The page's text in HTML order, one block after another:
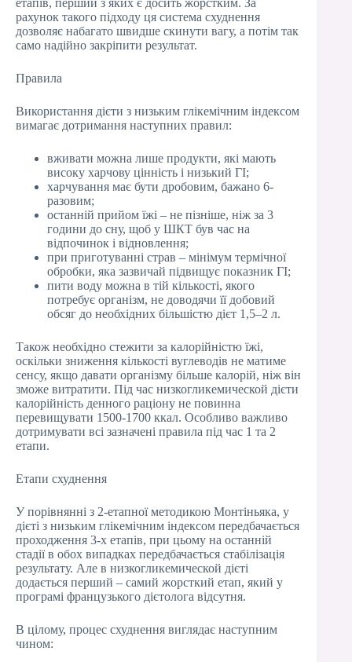
етапів, перший з яких є досить жорстким. За
рахунок такого підходу ця система схуднення
дозволяє набагато швидше скинути вагу, а потім так
само надійно закріпити результат.
Правила
Використання дієти з низьким глікемічним індексом
вимагає дотримання наступних правил:
вживати можна лише продукти, які мають
високу харчову цінність і низький ГІ;
харчування має бути дробовим, бажано 6-
разовим;
останній прийом їжі – не пізніше, ніж за 3
години до сну, щоб у ШКТ був час на
відпочинок і відновлення;
при приготуванні страв – мінімум термічної
обробки, яка зазвичай підвищує показник ГІ;
пити воду можна в тій кількості, якого
потребує організм, не доводячи її добовий
обсяг до необхідних більшістю дієт 1,5–2 л.
Також необхідно стежити за калорійністю їжі,
оскільки зниження кількості вуглеводів не матиме
сенсу, якщо давати організму більше калорій, ніж він
зможе витратити. Під час низкогликемической дієти
калорійність денного раціону не повинна
перевищувати 1500-1700 ккал. Особливо важливо
дотримувати всі зазначені правила під час 1 та 2
етапи.
Етапи схуднення
У порівнянні з 2-етапної методикою Монтіньяка, у
дієті з низьким глікемічним індексом передбачається
проходження 3-х етапів, при цьому на останній
стадії в обох випадках передбачається стабілізація
результату. Але в низкогликемической дієті
додається перший – самий жорсткий етап, який у
програмі французького дієтолога відсутня.
В цілому, процес схуднення виглядає наступним
чином: